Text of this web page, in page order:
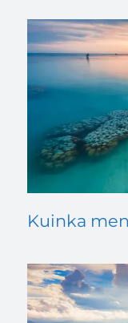
Kuinka